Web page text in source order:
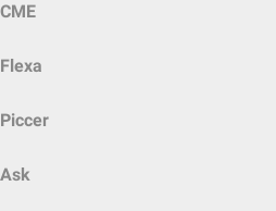
CME
Flexa
Piccer
Ask